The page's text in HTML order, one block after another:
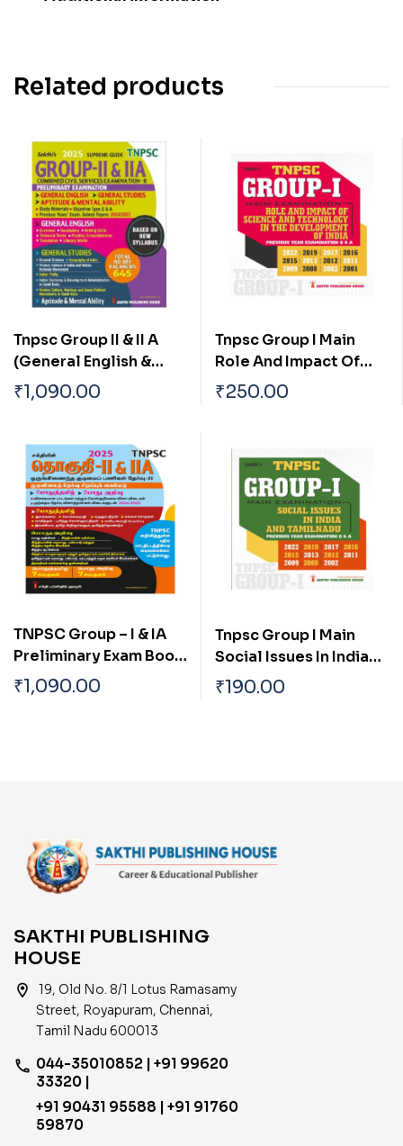
Related products
Tnpsc Group II & II A
(General English &
General Studies)
Preliminary Exam Book
English
₹1,090.00
Tnpsc Group I Main
Role And Impact Of
Science And
Technology In The
₹250.00
TNPSC Group – I & IA
Preliminary Exam Book
(General Studies)
Based on School Text
₹1,090.00
Tnpsc Group I Main
Social Issues In India
And Tamilnadu
₹190.00
SAKTHI PUBLISHING
HOUSE
location_on
19, Old No. 8/1 Lotus Ramasamy
Street, Royapuram, Chennai,
Tamil Nadu 600013
phone 044-35010852 | +91 99620
33320 |
+91 90431 95588 | +91 91760
59870